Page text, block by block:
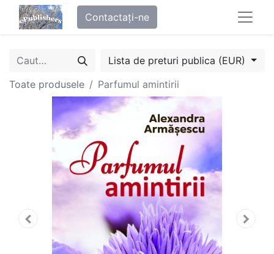
Contactați-ne
Lista de preturi publica (EUR)
Toate produsele
Parfumul amintirii